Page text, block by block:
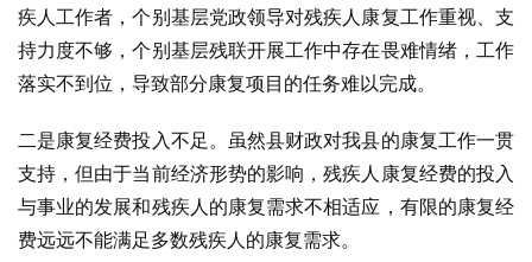
疾人工作者，个别基层党政领导对残疾人康复工作重视、支
持力度不够，个别基层残联开展工作中存在畏难情绪，工作
落实不到位，导致部分康复项目的任务难以完成。
二是康复经费投入不足。虽然县财政对我县的康复工作一贯
支持，但由于当前经济形势的影响，残疾人康复经费的投入
与事业的发展和残疾人的康复需求不相适应，有限的康复经
费远远不能满足多数残疾人的康复需求。